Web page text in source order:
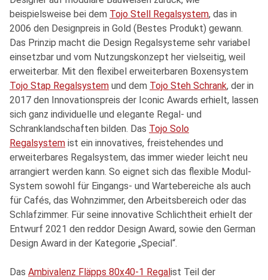
beispielsweise bei dem Tojo Stell Regalsystem, das in
2006 den Designpreis in Gold (Bestes Produkt) gewann.
Das Prinzip macht die Design Regalsysteme sehr variabel
einsetzbar und vom Nutzungskonzept her vielseitig, weil
erweiterbar. Mit den flexibel erweiterbaren Boxensystem
Tojo Stap Regalsystem und dem Tojo Steh Schrank, der in
2017 den Innovationspreis der Iconic Awards erhielt, lassen
sich ganz individuelle und elegante Regal- und
Schranklandschaften bilden. Das Tojo Solo
Regalsystem ist ein innovatives, freistehendes und
erweiterbares Regalsystem, das immer wieder leicht neu
arrangiert werden kann. So eignet sich das flexible Modul-
System sowohl für Eingangs- und Wartebereiche als auch
für Cafés, das Wohnzimmer, den Arbeitsbereich oder das
Schlafzimmer. Für seine innovative Schlichtheit erhielt der
Entwurf 2021 den reddor Design Award, sowie den German
Design Award in der Kategorie „Special“.
Das Ambivalenz Fläpps 80x40-1 Regal ist Teil der